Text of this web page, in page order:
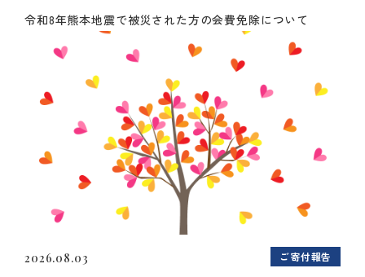
令和8年熊本地震で被災された方の会費免除について
2026.08.03 ご寄付報告